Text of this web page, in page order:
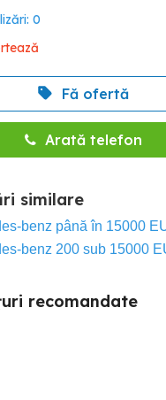
0
Fă ofertă
Arată telefon
similare
benz până în 15000
benz 200 sub 15000
recomandate